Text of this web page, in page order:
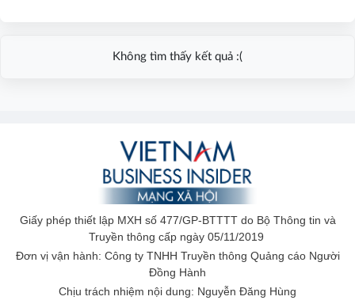
Không tìm thấy kết quả :(
Giấy phép thiết lập MXH số 477/GP-BTTTT do Bộ Thông tin và
Truyền thông cấp ngày 05/11/2019
Đơn vị vận hành: Công ty TNHH Truyền thông Quảng cáo Người
Đồng Hành
Chịu trách nhiệm nội dung: Nguyễn Đăng Hùng